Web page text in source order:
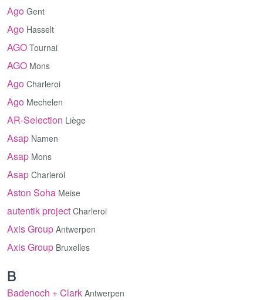
Ago Gent
Ago Hasselt
AGO Tournai
AGO Mons
Ago Charleroi
Ago Mechelen
AR-Selection Liège
Asap Namen
Asap Mons
Asap Charleroi
Aston Soha Meise
autentik project Charleroi
Axis Group Antwerpen
Axis Group Bruxelles
B
Badenoch + Clark Antwerpen